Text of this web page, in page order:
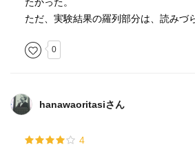
ただ、実験結果の羅列部分は、読みづ
0
hanawaoritasiさん
4